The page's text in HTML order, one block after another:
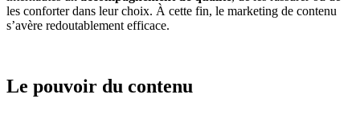
les conforter dans leur choix. À cette fin, le marketing de contenu
s’avère redoutablement efficace.
Le pouvoir du contenu